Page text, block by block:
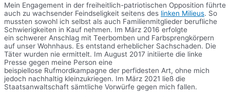
Mein Engagement in der freiheitlich-patriotischen Opposition führte
auch zu wachsender Feindseligkeit seitens des linken Milieus. So
mussten sowohl ich selbst als auch Familienmitglieder berufliche
Schwierigkeiten in Kauf nehmen. Im März 2016 erfolgte
ein schwerer Anschlag mit Teerbomben und Farbsprengkörpern
auf unser Wohnhaus. Es entstand erheblicher Sachschaden. Die
Täter wurden nie ermittelt. Im August 2017 initiierte die linke
Presse gegen meine Person eine
beispiellose Rufmordkampagne der perfidesten Art, ohne mich
jedoch nachhaltig kleinzukriegen. Im März 2021 ließ die
Staatsanwaltschaft sämtliche Vorwürfe gegen mich fallen.